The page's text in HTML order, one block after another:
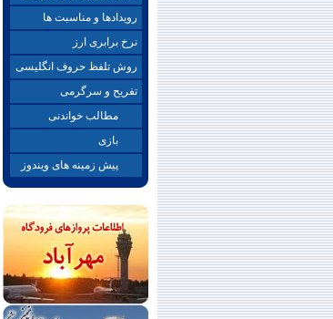
رویدادها و مناسبت ها
نرخ برابری ارز
روش تلفظ حروف انگلیسی
تفریح و سرگرمی
مطالب خواندنی
بازی
پیش زمینه های ویندوز